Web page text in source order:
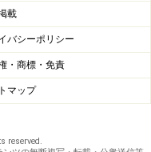
載
バシーポリシー
・商標・免責
マップ
reserved.